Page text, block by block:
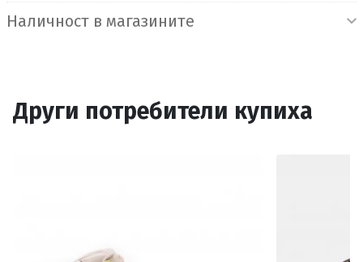
Наличност в магазините
Други потребители купиха